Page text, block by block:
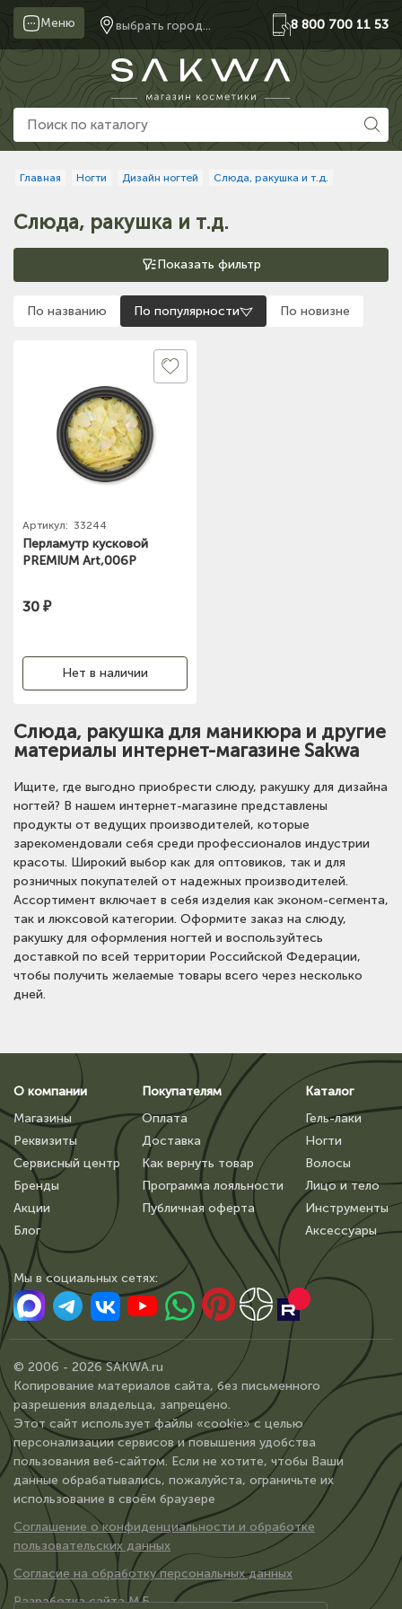
Меню выбрать город... 8 800 700 11 53
Главная Ногти Дизайн ногтей Слюда, ракушка и т.д.
Слюда, ракушка и т.д.
Показать фильтр
По названию По популярности По новизне
Артикул: 33244
Перламутр кусковой
PREMIUM Art,006P
30 ₽
Нет в наличии
Слюда, ракушка для маникюра и другие
материалы интернет-магазине Sakwa
Ищите, где выгодно приобрести слюду, ракушку для дизайна
ногтей? В нашем интернет-магазине представлены
продукты от ведущих производителей, которые
зарекомендовали себя среди профессионалов индустрии
красоты. Широкий выбор как для оптовиков, так и для
розничных покупателей от надежных производителей.
Ассортимент включает в себя изделия как эконом-сегмента,
так и люксовой категории. Оформите заказ на слюду,
ракушку для оформления ногтей и воспользуйтесь
доставкой по всей территории Российской Федерации,
чтобы получить желаемые товары всего через несколько
дней.
О компании
Магазины
Реквизиты
Сервисный центр
Бренды
Акции
Блог
Покупателям
Оплата
Доставка
Как вернуть товар
Программа лояльности
Публичная оферта
Каталог
Гель-лаки
Ногти
Волосы
Лицо и тело
Инструменты
Аксессуары
Мы в сoциальных сетях:
© 2006 - 2026 SAKWA.ru
Копирование материалов сайта, без письменного
разрешения владельца, запрещено.
Этот сайт использует файлы «cookie» с целью
персонализации сервисов и повышения удобства
пользования веб-сайтом. Если не хотите, чтобы Ваши
данные обрабатывались, пожалуйста, ограничьте их
использование в своём браузере
Соглашение о конфиденциальности и обработке
пользовательских данных
Согласие на обработку персональных данных
Разработка сайта М.Б.